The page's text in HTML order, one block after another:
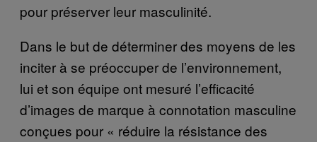
pour préserver leur masculinité.
Dans le but de déterminer des moyens de les
inciter à se préoccuper de l’environnement,
lui et son équipe ont mesuré l’efficacité
d’images de marque à connotation masculine
conçues pour « réduire la résistance des